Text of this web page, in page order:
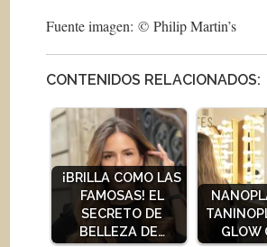
Fuente imagen: © Philip Martin’s
CONTENIDOS RELACIONADOS:
¡BRILLA COMO LAS
FAMOSAS! EL
SECRETO DE
BELLEZA DE…
GLOW